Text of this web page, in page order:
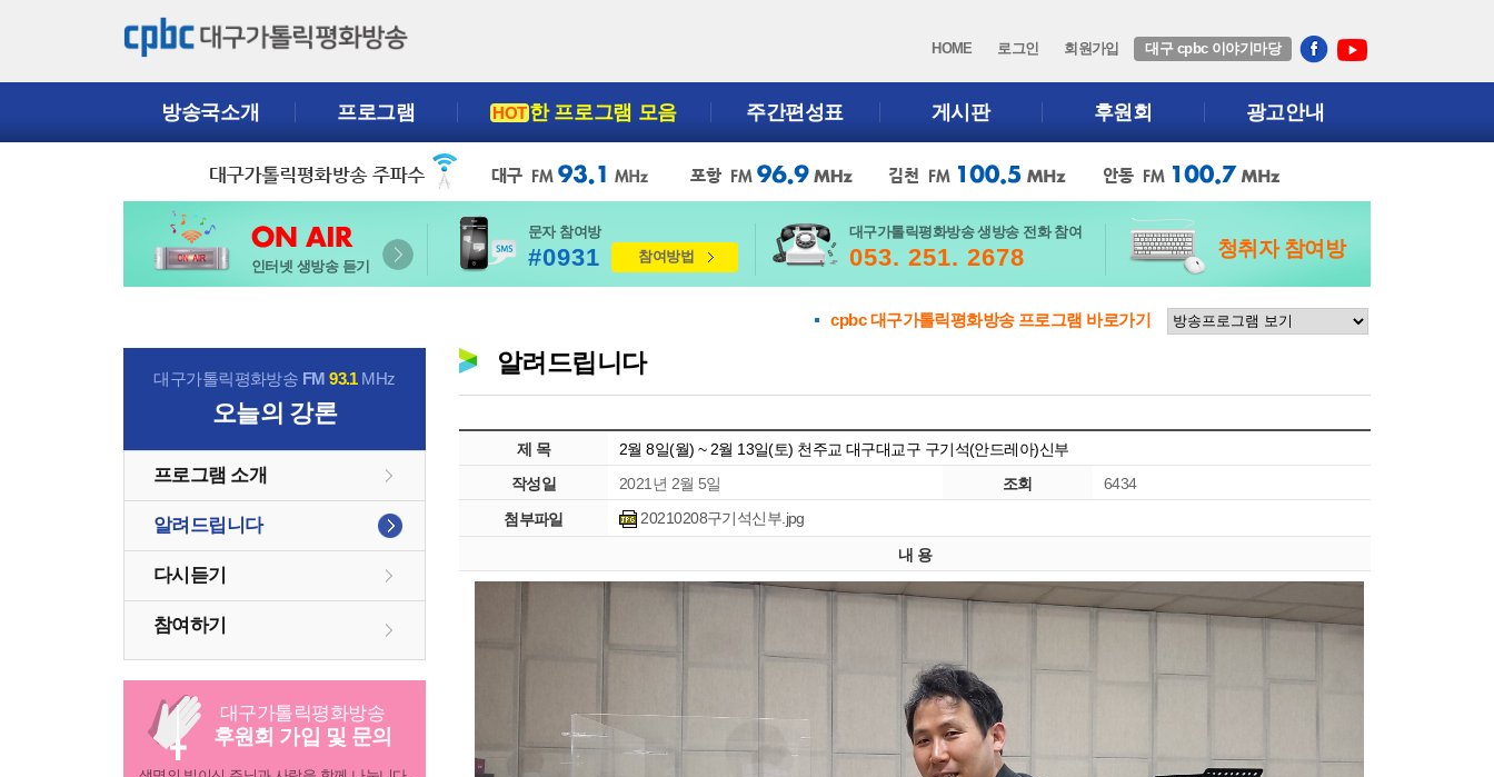
HOME 로그인 회원가입 대구 cpbc 이야기마당
방송국소개 프로그램 HOT한 프로그램 모음 주간편성표 게시판 후원회 광고안내
인터넷 생방송 듣기
문자 참여방
#0931 참여방법
대구가톨릭평화방송 생방송 전화 참여
053. 251. 2678 청취자 참여방
cpbc 대구가톨릭평화방송 프로그램 바로가기
대구가톨릭평화방송 FM93.1MHz
오늘의 강론
프로그램 소개
알려드립니다
다시듣기
참여하기
대구가톨릭평화방송
후원회 가입 및 문의
알려드립니다
제 목
2월 8일(월) ~ 2월 13일(토) 천주교 대구대교구 구기석(안드레아)신부
작성일
2021년 2월 5일 조회
6434
첨부파일
20210208구기석신부.jpg
내 용